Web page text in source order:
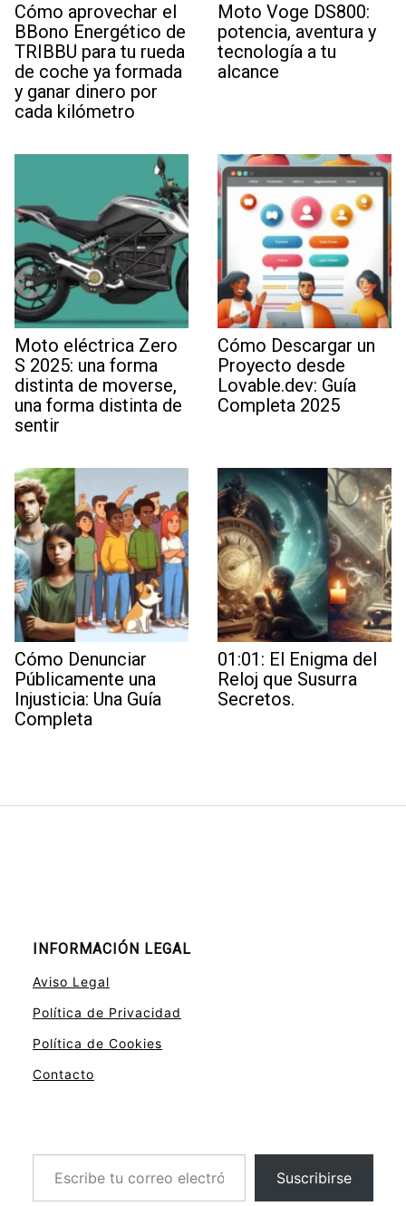
Cómo aprovechar el
BBono Energético de
TRIBBU para tu rueda
de coche ya formada
y ganar dinero por
cada kilómetro
Moto Voge DS800:
potencia, aventura y
tecnología a tu
alcance
Moto eléctrica Zero
S 2025: una forma
distinta de moverse,
una forma distinta de
sentir
Cómo Descargar un
Proyecto desde
Lovable.dev: Guía
Completa 2025
Cómo Denunciar
Públicamente una
Injusticia: Una Guía
Completa
01:01: El Enigma del
Reloj que Susurra
Secretos.
INFORMACIÓN LEGAL
Aviso Legal
Política de Privacidad
Política de Cookies
Contacto
Escribe tu correo electrónico…
Suscribirse